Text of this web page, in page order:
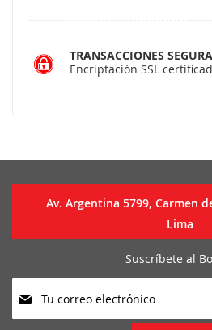
TRANSACCIONES
Encriptación SSL
Av. Argentina 5799, Carmen
Lima
Suscríbete al
nuestro